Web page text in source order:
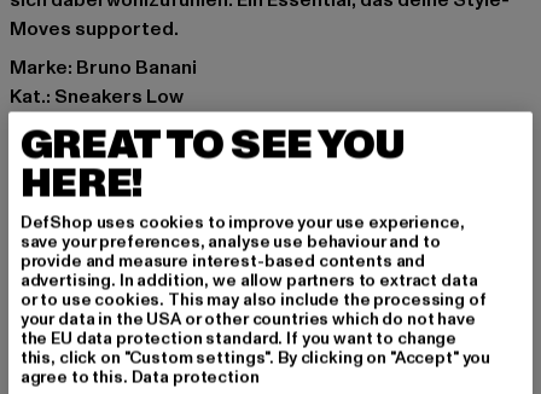
Moves supported.
Marke: Bruno Banani
Kat.: Sneakers Low
Farbe: schwarz
Hersteller Farbe: black
Obermaterial: sonstiges Material
Innenfutter: Textil
Art.Nr: H57-3645-00007
Hersteller: Noctane |Nando@noctane-distributions.com
Am Hof 41683 | 1100 Vienna | AT
GREAT TO SEE YOU
HERE!
DefShop uses cookies to improve your use experience,
save your preferences, analyse use behaviour and to
provide and measure interest-based contents and
advertising. In addition, we allow partners to extract data
or to use cookies. This may also include the processing of
your data in the USA or other countries which do not have
the EU data protection standard. If you want to change
this, click on "Custom settings". By clicking on "Accept" you
agree to this. Data protection